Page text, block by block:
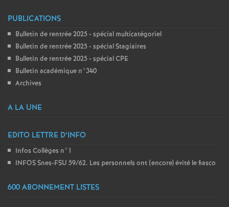
PUBLICATIONS
Bulletin de rentrée 2025 - spécial multicatégoriel
Bulletin de rentrée 2025 - spécial Stagiaires
Bulletin de rentrée 2025 - spécial CPE
Bulletin académique n°340
Archives
A LA UNE
EDITO LETTRE D’INFO
Infos Collèges n°1
INFOS Snes-FSU 59/62. Les personnels ont (encore) évité le fiasco
600 ABONNEMENT LISTES